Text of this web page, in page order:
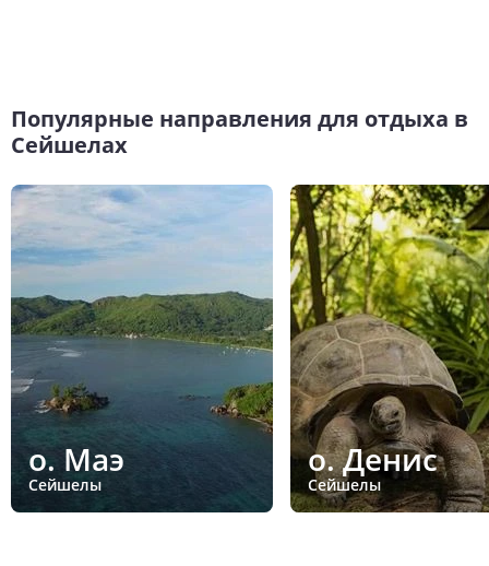
Популярные направления для отдыха в
Сейшелах
о. Маэ
Сейшелы
о. Денис
Сейшелы